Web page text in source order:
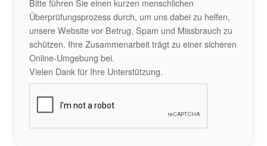
Bitte führen Sie einen kurzen menschlichen
Überprüfungsprozess durch, um uns dabei zu helfen,
unsere Website vor Betrug, Spam und Missbrauch zu
schützen. Ihre Zusammenarbeit trägt zu einer sicheren
Online-Umgebung bei.
Vielen Dank für Ihre Unterstützung.